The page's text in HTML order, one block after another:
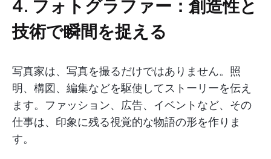
4. フォトグラファー：創造性と
技術で瞬間を捉える
写真家は、写真を撮るだけではありません。照
明、構図、編集などを駆使してストーリーを伝え
ます。ファッション、広告、イベントなど、その
仕事は、印象に残る視覚的な物語の形を作りま
す。